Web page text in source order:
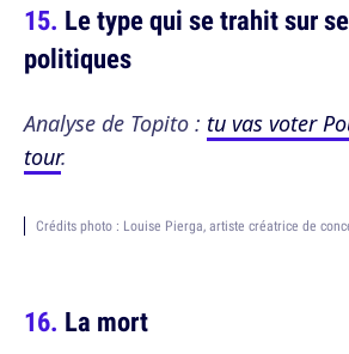
Le type qui se trahit sur
politiques
Analyse de Topito : tu vas voter
tour.
Crédits photo : Louise Pierga, artiste créatrice de
La mort